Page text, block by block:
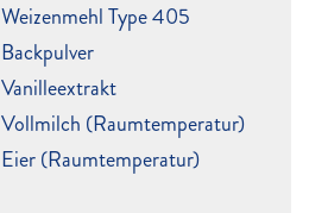
Weizenmehl Type 405
Backpulver
Vanilleextrakt
Vollmilch (Raumtemperatur)
Eier (Raumtemperatur)